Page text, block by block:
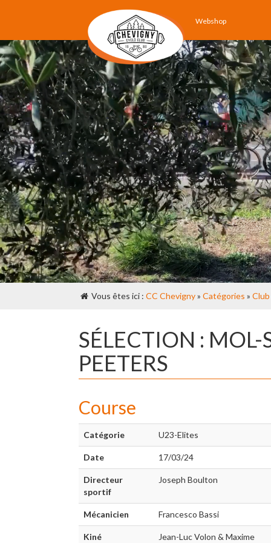
Webshop
Vous êtes ici : CC Chevigny» Catégories » Club
SÉLECTION :
PEETERS
Course
Catégorie U23-Elites
Date 17/03/24
Directeur
sportif
Joseph Boulton
Mécanicien Francesco Bassi
Kiné
Jean-Luc Volon & Maxime